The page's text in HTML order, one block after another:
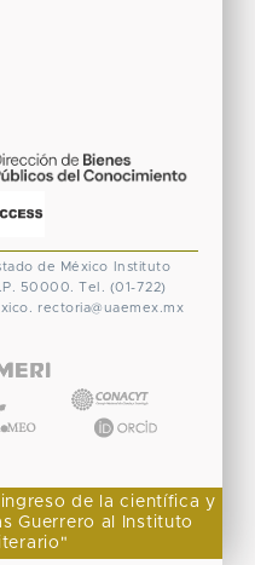
de México
Instituto
50000. Tel. (01-722)
rectoria@uaemex.mx
de la científica y
Guerrero al Instituto